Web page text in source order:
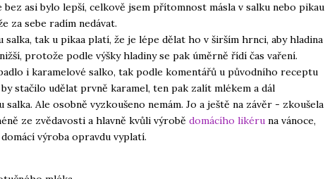
bez asi bylo lepší, celkově jsem přítomnost másla v salku nebo pikau
za sebe radím nedávat.
salka, tak u pikaa platí, že je lépe dělat ho v širším hrnci, aby hladina
protože podle výšky hladiny se pak úměrně řídí čas vaření.
i karamelové salko, tak podle komentářů u původního receptu
stačilo udělat prvně karamel, ten pak zalít mlékem a dál
Ale osobně vyzkoušeno nemám. Jo a ještě na závěr - zkoušela
ze zvědavosti a hlavně kvůli výrobě domácího likéru na vánoce,
výroba opravdu vyplatí.